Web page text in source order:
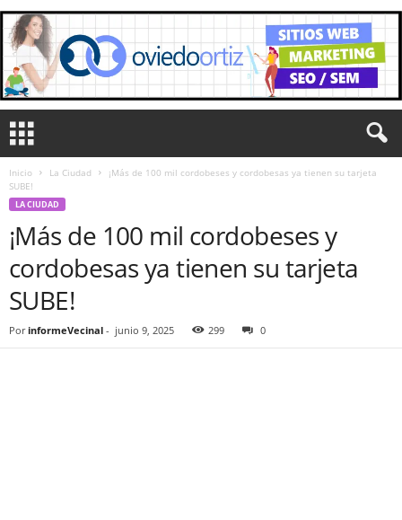
Inicio La Ciudad
¡Más de 100 mil cordobeses y cordobesas ya tienen su tarjeta
SUBE!
LA CIUDAD
¡Más de 100 mil cordobeses y
cordobesas ya tienen su tarjeta
SUBE!
Por informeVecinal - junio 9, 2025 299 0